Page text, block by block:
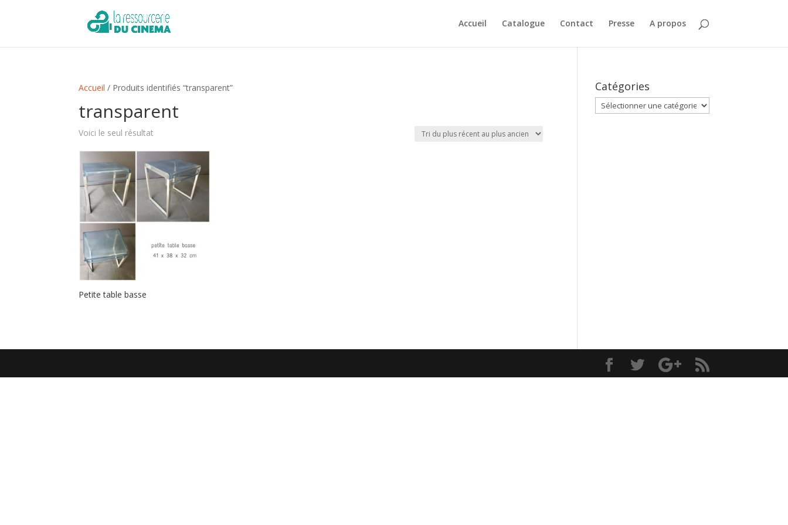
Accueil Catalogue Contact Presse A propos
Accueil / Produits identifiés “transparent”
transparent
Voici le seul résultat
Petite table basse
Catégories
Catégories